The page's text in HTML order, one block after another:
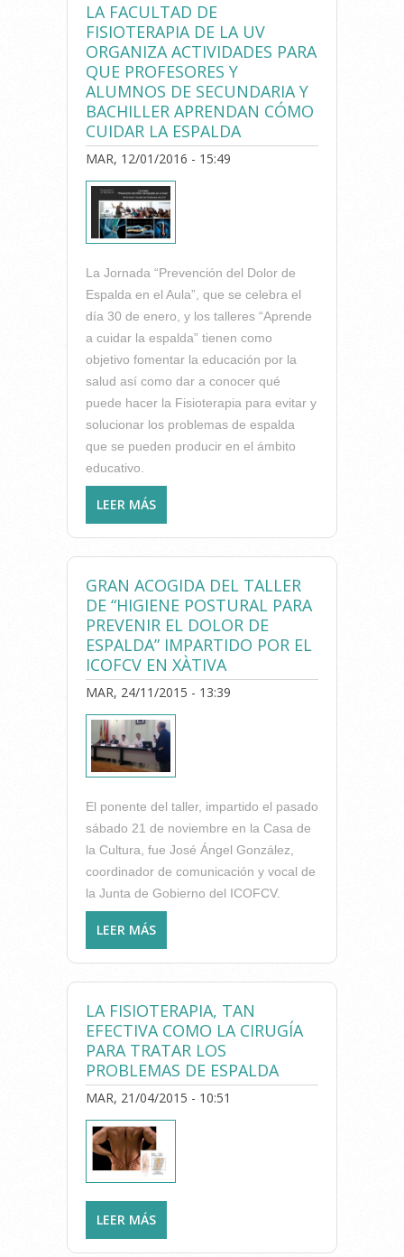
LA FACULTAD DE
FISIOTERAPIA DE LA UV
ORGANIZA ACTIVIDADES PARA
QUE PROFESORES Y
ALUMNOS DE SECUNDARIA Y
BACHILLER APRENDAN CÓMO
CUIDAR LA ESPALDA
MAR, 12/01/2016 - 15:49
La Jornada “Prevención del Dolor de
Espalda en el Aula”, que se celebra el
día 30 de enero, y los talleres “Aprende
a cuidar la espalda” tienen como
objetivo fomentar la educación por la
salud así como dar a conocer qué
puede hacer la Fisioterapia para evitar y
solucionar los problemas de espalda
que se pueden producir en el ámbito
educativo.
LEER MÁS
FISIOTERAPIA DE LA UV
ALUMNOS DE SECUNDARIA Y
BACHILLER APRENDAN CÓMO
CUIDAR LA ESPALDA
GRAN ACOGIDA DEL TALLER
DE “HIGIENE POSTURAL PARA
PREVENIR EL DOLOR DE
ESPALDA” IMPARTIDO POR EL
ICOFCV EN XÀTIVA
MAR, 24/11/2015 - 13:39
El ponente del taller, impartido el pasado
sábado 21 de noviembre en la Casa de
la Cultura, fue José Ángel González,
coordinador de comunicación y vocal de
la Junta de Gobierno del ICOFCV.
LEER MÁS
TALLER DE “HIGIENE
IMPARTIDO POR EL ICOFCV
EN XÀTIVA
LA FISIOTERAPIA, TAN
EFECTIVA COMO LA CIRUGÍA
PARA TRATAR LOS
PROBLEMAS DE ESPALDA
MAR, 21/04/2015 - 10:51
LEER MÁS
EFECTIVA COMO LA CIRUGÍA